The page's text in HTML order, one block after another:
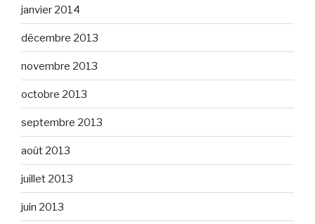
janvier 2014
décembre 2013
novembre 2013
octobre 2013
septembre 2013
août 2013
juillet 2013
juin 2013